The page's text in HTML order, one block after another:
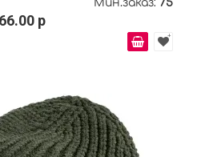
Мин.заказ: 75
р